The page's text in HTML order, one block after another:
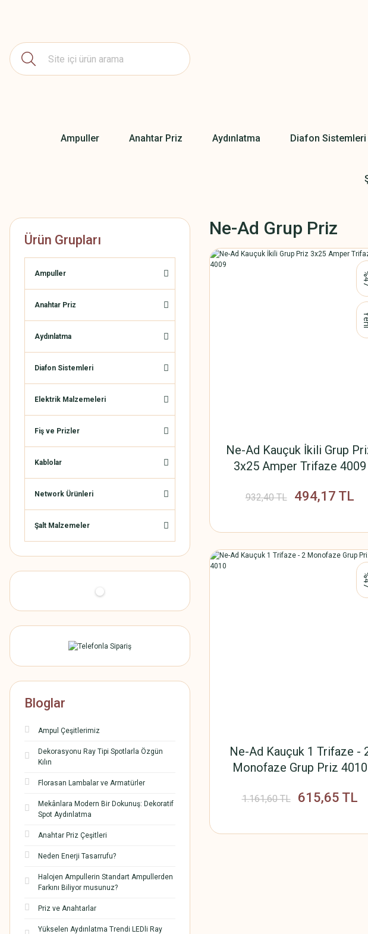
Ampuller Anahtar Priz Aydınlatma Diafon Sistemleri
Ürün Grupları
Ampuller
Anahtar Priz
Aydınlatma
Diafon Sistemleri
Elektrik Malzemeleri
Fiş ve Prizler
Kablolar
Network Ürünleri
Şalt Malzemeler
Bloglar
Ampul Çeşitlerimiz
Dekorasyonu Ray Tipi Spotlarla Özgün
Kılın
Florasan Lambalar ve Armatürler
Mekânlara Modern Bir Dokunuş: Dekoratif
Spot Aydınlatma
Anahtar Priz Çeşitleri
Neden Enerji Tasarrufu?
Halojen Ampullerin Standart Ampullerden
Farkını Biliyor musunuz?
Priz ve Anahtarlar
Yükselen Aydınlatma Trendi LEDli Ray
Ne-Ad Grup Priz
Ne-Ad Kauçuk İkili Grup
3x25 Amper Trifaze 4009
932,40 TL 494,17 TL
Ne-Ad Kauçuk 1 Trifaze -
Monofaze Grup Priz 4010
1.161,60 TL 615,65 TL